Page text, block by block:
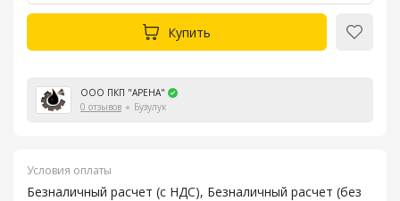
Купить
ООО ПКП "АРЕНА"
0 отзывов
Бузулук
Условия оплаты
Безналичный расчет (с НДС), Безналичный расчет (без